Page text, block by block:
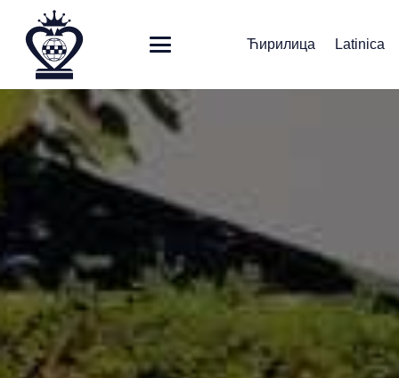
Ћирилица Latinica